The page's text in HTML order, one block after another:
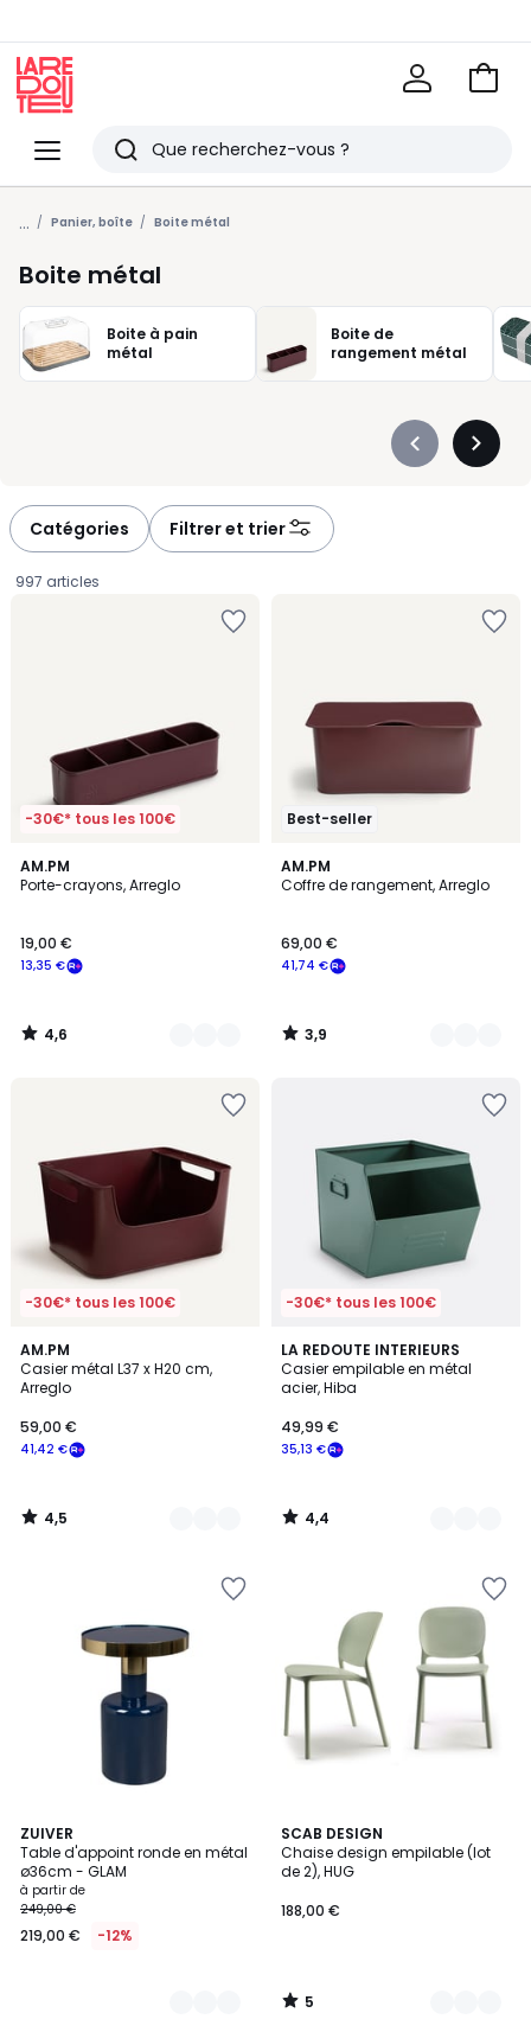
Menu
Redoute
Rechercher
Derniers
articles
vus
Voir
... Panier, boîte Boite métal
Boite métal
Boite à pain
métal
Boite de
rangement métal
Précédent
Catégories Filtrer et trier
997 articles
-30€* tous les 100€
AM.PM
Porte-crayons, Arreglo
€
souscrivez
notre
programme
place
13,35
13,35 €
19,00 €
4,6
/ 5
5
Couleurs
4,6
/
Best-seller
AM.PM
Coffre de rangement, Arreglo
41,74 €
69,00 €
3,9
/ 5
5
Couleurs
3,9
/
-30€* tous les 100€
AM.PM
Casier métal L37 x H20 cm,
Arreglo
41,42 €
59,00 €
4,5
/ 5
4
Couleurs
4,5
/
-30€* tous les 100€
LA REDOUTE INTERIEURS
Casier empilable en métal
acier, Hiba
35,13 €
49,99 €
4,4
/ 5
5
Couleurs
4,4
/
ZUIVER
Table d'appoint ronde en métal
ø36cm - GLAM
à partir de
249,00 €
219,00 € -12%
5
Couleurs
SCAB DESIGN
Chaise design empilable (lot
de 2), HUG
188,00 €
5
/
5
7
Couleurs
5
/